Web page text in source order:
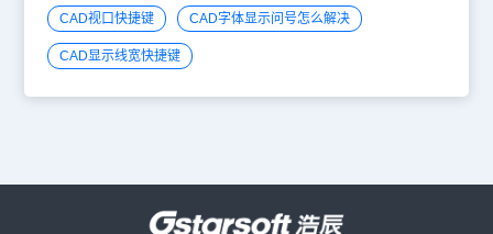
CAD视口快捷键 CAD字体显示问号怎么解决
CAD显示线宽快捷键